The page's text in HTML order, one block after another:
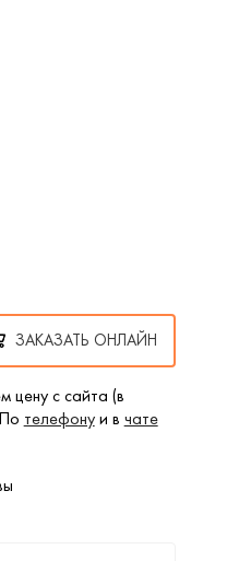
ЗАКАЗАТЬ ОНЛАЙН
цену с сайта (в
телефонуи в чате